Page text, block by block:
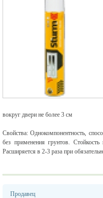
вокруг двери не более 3 см
Свойства: Однокомпонентность,
без применения грунтов.
Расширяется в 2-3 раза при
Продавец